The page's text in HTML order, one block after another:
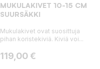
MUKULAKIVET 10-15 CM
SUURSÄKKI
Mukulakivet ovat suosittuja
pihan koristekiviä. Kiviä voi...
Hinta
119,00 €